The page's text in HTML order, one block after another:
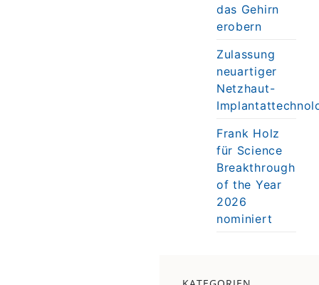
das Gehirn
erobern
Zulassung
neuartiger
Netzhaut-
Frank Holz
für Science
Breakthrough
of the Year
2026
nominiert